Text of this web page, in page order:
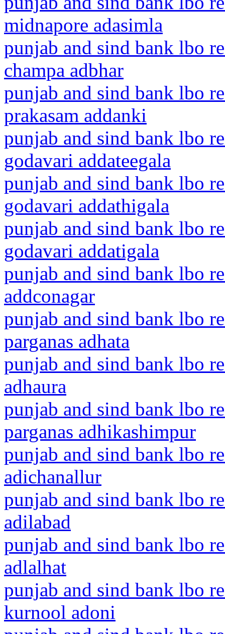
midnapore adasimla
punjab and sind bank lbo
champa adbhar
punjab and sind bank lbo
prakasam addanki
punjab and sind bank lbo
godavari addateegala
punjab and sind bank lbo
godavari addathigala
punjab and sind bank lbo
godavari addatigala
punjab and sind bank lbo
addconagar
punjab and sind bank lbo
parganas adhata
punjab and sind bank lbo
adhaura
punjab and sind bank lbo
parganas adhikashimpur
punjab and sind bank lbo
adichanallur
punjab and sind bank lbo
adilabad
punjab and sind bank lbo
adlalhat
punjab and sind bank lbo
kurnool adoni